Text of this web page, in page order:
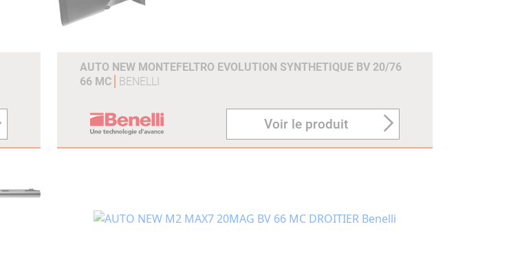
AUTO NEW MONTEFELTRO EVOLUTION SYNTHETIQUE BV 20/76
66 MC
BENELLI
Voir le produit